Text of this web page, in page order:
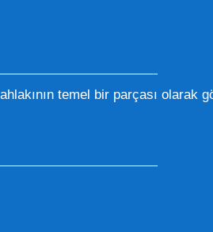
temel bir parçası olarak